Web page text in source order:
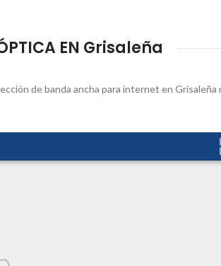
ÓPTICA EN Grisaleña
de banda ancha para internet en Grisaleña